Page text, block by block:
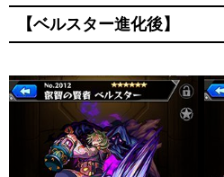
【ベルスター進化後】